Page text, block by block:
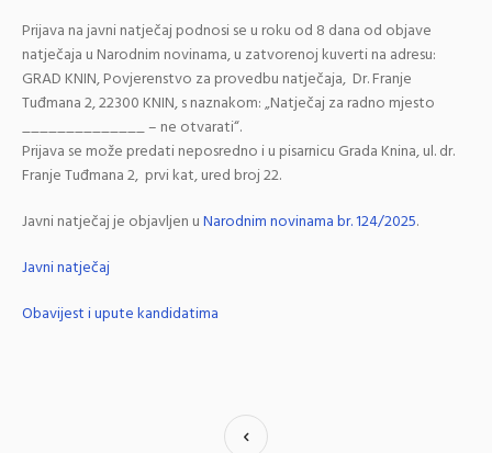
Prijava na javni natječaj podnosi se u roku od 8 dana od objave
natječaja u Narodnim novinama, u zatvorenoj kuverti na adresu:
GRAD KNIN, Povjerenstvo za provedbu natječaja, Dr. Franje
Tuđmana 2, 22300 KNIN, s naznakom: „Natječaj za radno mjesto
______________ – ne otvarati“.
Prijava se može predati neposredno i u pisarnicu Grada Knina, ul. dr.
Franje Tuđmana 2, prvi kat, ured broj 22.
Javni natječaj je objavljen uNarodnim novinama br. 124/2025.
Javni natječaj
Obavijest i upute kandidatima